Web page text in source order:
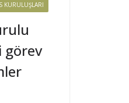
KURULUŞLARI
görev